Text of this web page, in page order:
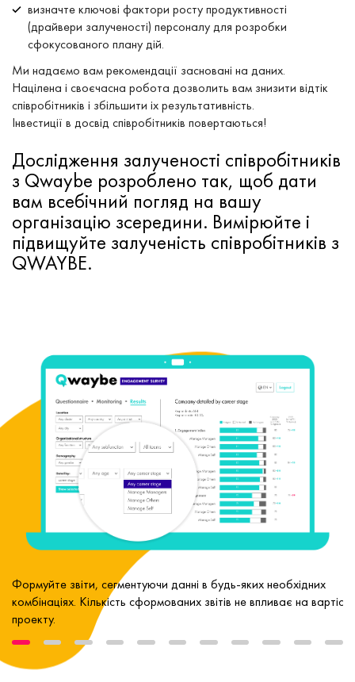
Дослідження залученості співробітників
з Qwaybe розроблено так, щоб дати
вам всебічний погляд на вашу
організацію зсередини. Вимірюйте і
підвищуйте залученість співробітників з
QWAYBE.
визначте ключові фактори росту продуктивності
(драйвери залученості) персоналу для розробки
сфокусованого плану дій.
Ми надаємо вам рекомендації засновані на даних.
Націлена і своєчасна робота дозволить вам знизити відтік
співробітників і збільшити іх результативність.
Інвестиції в досвід співробітників повертаються!
Формуйте звіти, сегментуючи данні в будь-яких необхідних
комбінаціях. Кількість сформованих звітів не впливає на вартість
проекту.